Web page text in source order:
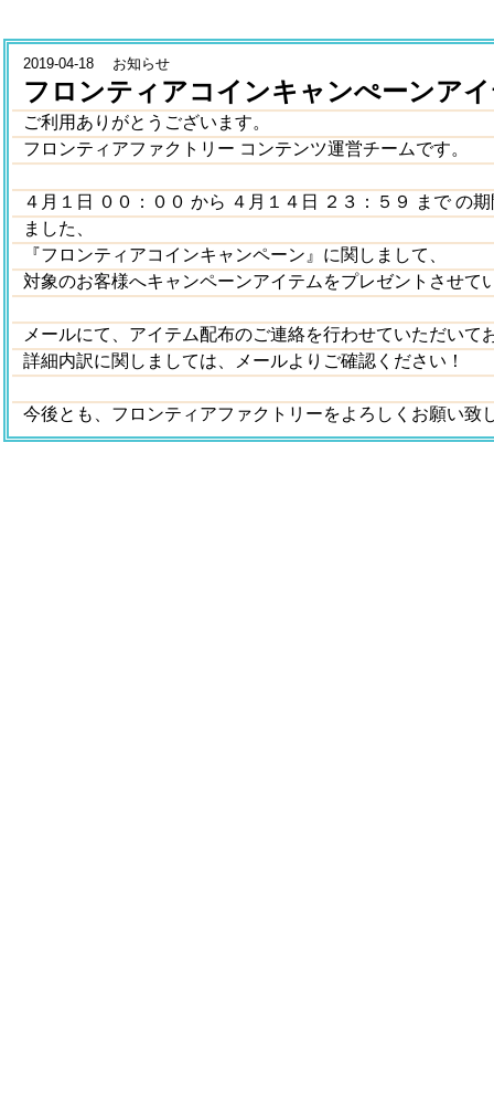
2019-04-18 お知らせ
フロンティアコインキャンぺーンア
ご利用ありがとうございます。
フロンティアファクトリー コンテンツ運営チームです。
４月１日 ００：００ から ４月１４日 ２３：５９ まで の
ました、
『フロンティアコインキャンペーン』に関しまして、
対象のお客様へキャンペーンアイテムをプレゼントさせて
メールにて、アイテム配布のご連絡を行わせていただいて
詳細内訳に関しましては、メールよりご確認ください！
今後とも、フロンティアファクトリーをよろしくお願い致